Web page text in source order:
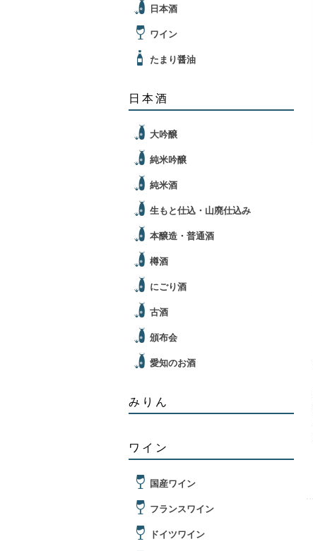
日本酒
ワイン
たまり醤油
日本酒
大吟醸
純米吟醸
純米酒
生もと仕込・山廃仕込み
本醸造・普通酒
樽酒
にごり酒
古酒
頒布会
愛知のお酒
みりん
ワイン
国産ワイン
フランスワイン
ドイツワイン